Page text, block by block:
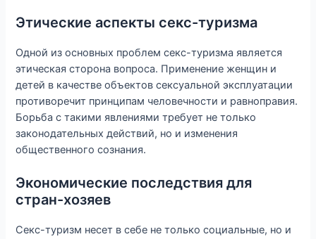
Этические аспекты секс-туризма
Одной из основных проблем секс-туризма является
этическая сторона вопроса. Применение женщин и
детей в качестве объектов сексуальной эксплуатации
противоречит принципам человечности и равноправия.
Борьба с такими явлениями требует не только
законодательных действий, но и изменения
общественного сознания.
Экономические последствия для
стран-хозяев
Секс-туризм несет в себе не только социальные, но и